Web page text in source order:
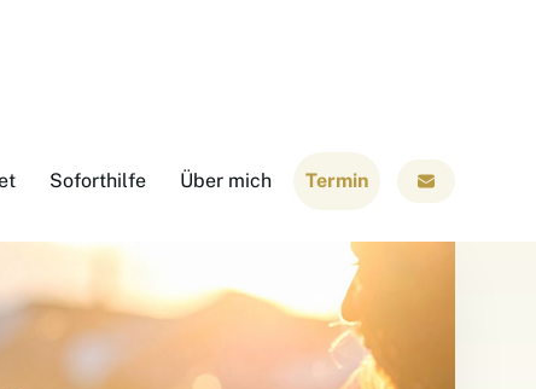
Soforthilfe Über mich Termin